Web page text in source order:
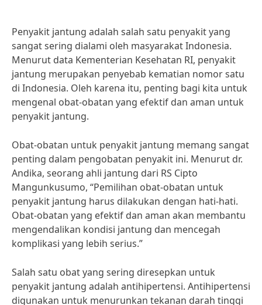
Penyakit jantung adalah salah satu penyakit yang
sangat sering dialami oleh masyarakat Indonesia.
Menurut data Kementerian Kesehatan RI, penyakit
jantung merupakan penyebab kematian nomor satu
di Indonesia. Oleh karena itu, penting bagi kita untuk
mengenal obat-obatan yang efektif dan aman untuk
penyakit jantung.
Obat-obatan untuk penyakit jantung memang sangat
penting dalam pengobatan penyakit ini. Menurut dr.
Andika, seorang ahli jantung dari RS Cipto
Mangunkusumo, “Pemilihan obat-obatan untuk
penyakit jantung harus dilakukan dengan hati-hati.
Obat-obatan yang efektif dan aman akan membantu
mengendalikan kondisi jantung dan mencegah
komplikasi yang lebih serius.”
Salah satu obat yang sering diresepkan untuk
penyakit jantung adalah antihipertensi. Antihipertensi
digunakan untuk menurunkan tekanan darah tinggi